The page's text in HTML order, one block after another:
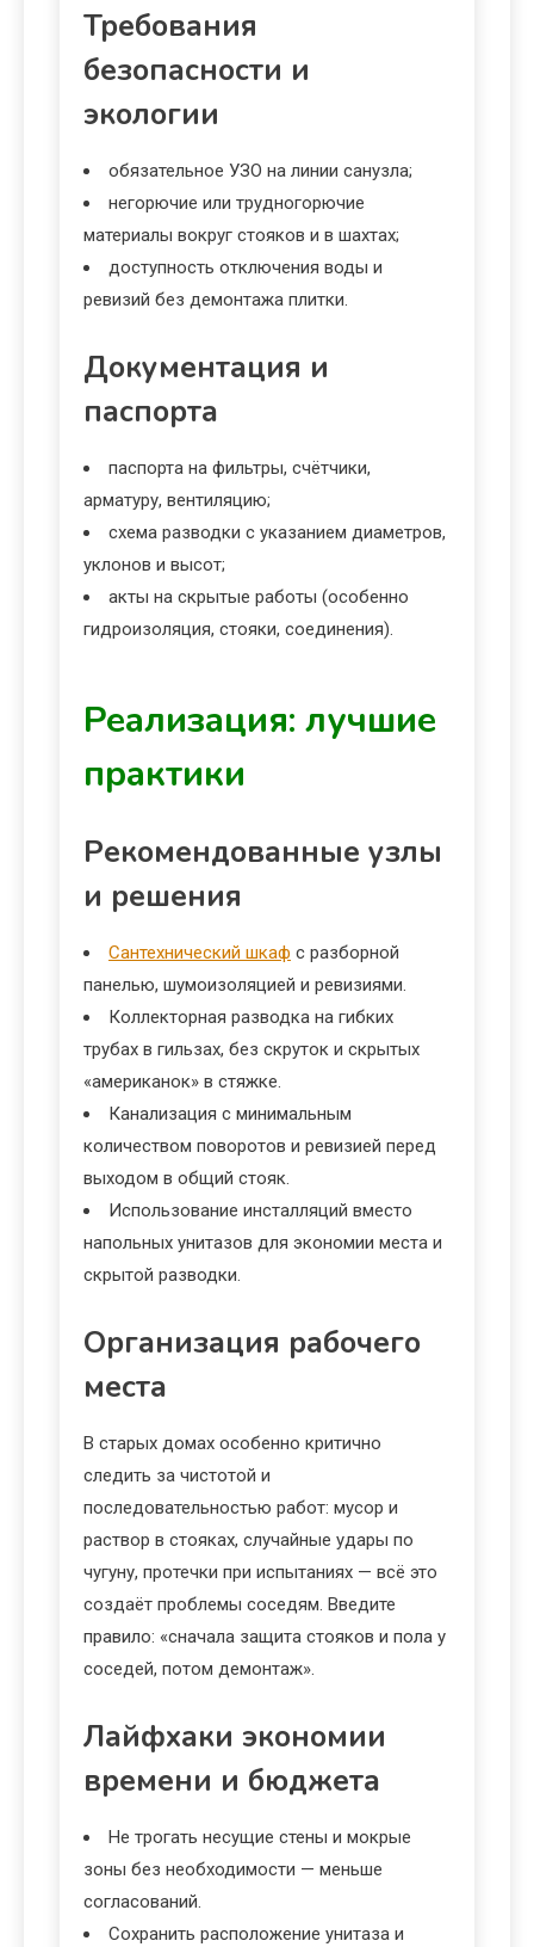
Требования
безопасности и
экологии
обязательное УЗО на линии санузла;
негорючие или трудногорючие
материалы вокруг стояков и в шахтах;
доступность отключения воды и
ревизий без демонтажа плитки.
Документация и
паспорта
паспорта на фильтры, счётчики,
арматуру, вентиляцию;
схема разводки с указанием диаметров,
уклонов и высот;
акты на скрытые работы (особенно
гидроизоляция, стояки, соединения).
Реализация: лучшие
практики
Рекомендованные узлы
и решения
Сантехнический шкаф с разборной
панелью, шумоизоляцией и ревизиями.
Коллекторная разводка на гибких
трубах в гильзах, без скруток и скрытых
«американок» в стяжке.
Канализация с минимальным
количеством поворотов и ревизией перед
выходом в общий стояк.
Использование инсталляций вместо
напольных унитазов для экономии места и
скрытой разводки.
Организация рабочего
места
В старых домах особенно критично
следить за чистотой и
последовательностью работ: мусор и
раствор в стояках, случайные удары по
чугуну, протечки при испытаниях — всё это
создаёт проблемы соседям. Введите
правило: «сначала защита стояков и пола у
соседей, потом демонтаж».
Лайфхаки экономии
времени и бюджета
Не трогать несущие стены и мокрые
зоны без необходимости — меньше
согласований.
Сохранить расположение унитаза и